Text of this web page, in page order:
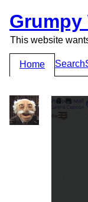
Grumpy
This website
Home Search